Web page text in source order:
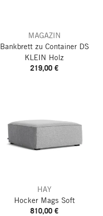
MAGAZIN
Bankbrett zu Container DS
KLEIN Holz
219,00 €
HAY
Hocker Mags Soft
810,00 €